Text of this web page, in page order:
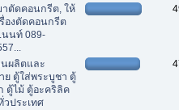
าตัดคอนกรีต, ให้
รื่องตัดคอนกรีต
นนท์ 089-
นผลิตและ
ย ตู้ใส่พระบูชา ตู้
ตู้ไม้ ตู้อะคริลิค
วประเทศ